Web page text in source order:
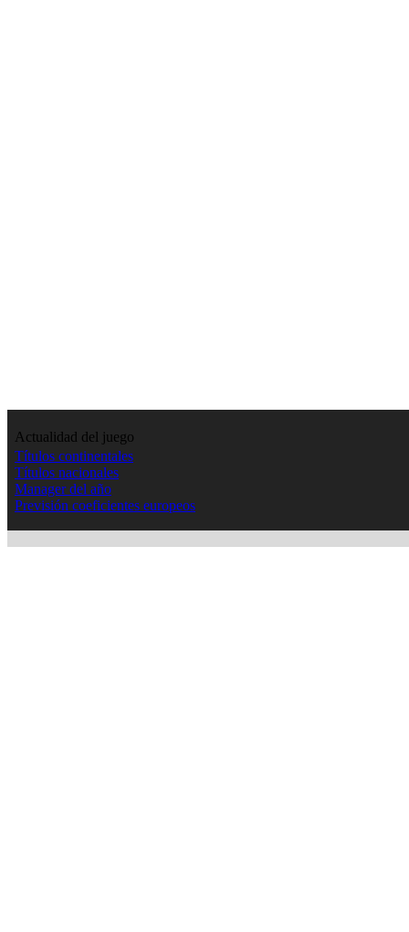
Actualidad del juego
Títulos continentales
Títulos nacionales
Manager del año
Previsión coeficientes europeos